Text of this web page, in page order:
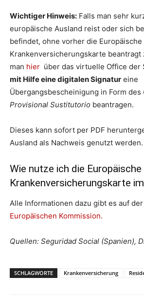
Wichtiger Hinweis: Falls man sehr
europäische Ausland reist oder sich
befindet, ohne vorher die Europäische
Krankenversicherungskarte beantragt
man hier über das virtuelle Office der
mit Hilfe eine digitalen Signatur eine
Übergangsbescheinigung in Form des
Provisional Sustitutorio beantragen.
Dieses kann sofort per PDF
Ausland als Nachweis genutzt werden.
Wie nutze ich die Europäische
Krankenversicherungskarte
Alle Informationen dazu gibt es auf der
Europäischen Kommission.
Quellen: Seguridad Social (Spanien),
SCHLAGWORTE Krankenversicherung